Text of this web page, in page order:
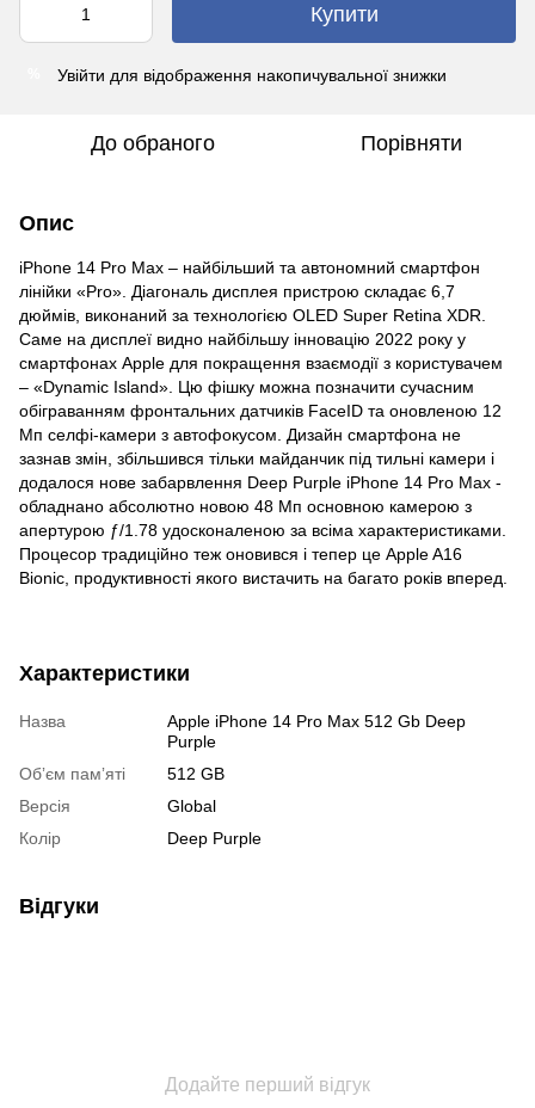
Купити
Увійти для відображення накопичувальної знижки
До обраного Порівняти
Опис
iPhone 14 Pro Max – найбільший та автономний смартфон
лінійки «Pro». Діагональ дисплея пристрою складає 6,7
дюймів, виконаний за технологією OLED Super Retina XDR.
Саме на дисплеї видно найбільшу інновацію 2022 року у
смартфонах Apple для покращення взаємодії з користувачем
– «Dynamic Island». Цю фішку можна позначити сучасним
обіграванням фронтальних датчиків FaceID та оновленою 12
Мп селфі-камери з автофокусом. Дизайн смартфона не
зазнав змін, збільшився тільки майданчик під тильні камери і
додалося нове забарвлення Deep Purple iPhone 14 Pro Max -
обладнано абсолютно новою 48 Мп основною камерою з
апертурою ƒ/1.78 удосконаленою за всіма характеристиками.
Процесор традиційно теж оновився і тепер це Apple A16
Bionic, продуктивності якого вистачить на багато років вперед.
Характеристики
Назва
Apple iPhone 14 Pro Max 512 Gb Deep
Purple
Обʼєм памʼяті
512 GB
Версія
Global
Колір
Deep Purple
Відгуки
Додайте перший відгук